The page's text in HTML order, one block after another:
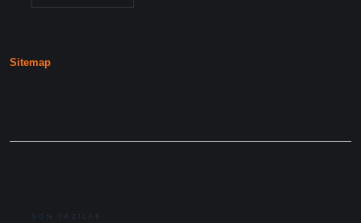
Sitemap
SON YAZILAR